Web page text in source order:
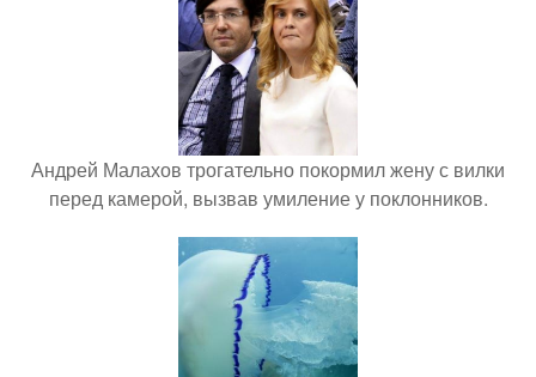
Андрей Малахов трогательно покормил жену с вилки
перед камерой, вызвав умиление у поклонников.